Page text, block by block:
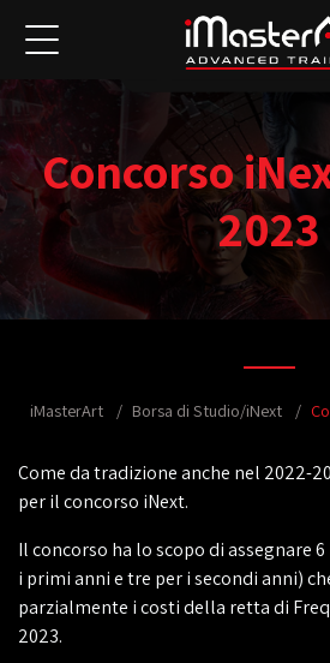
Concorso
2023
iMasterArt Borsa di Studio/iNext
Come da tradizione anche nel 2022-
per il concorso iNext.
Il concorso ha lo scopo di assegnare 6
i primi anni e tre per i secondi anni)
parzialmente i costi della retta di
2023.